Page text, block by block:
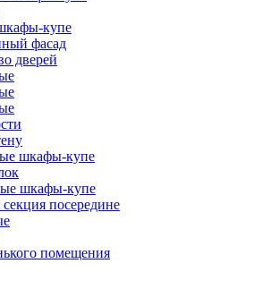
купе
фасад
дверей
шкафы-купе
шкафы-купе
посередине
помещения